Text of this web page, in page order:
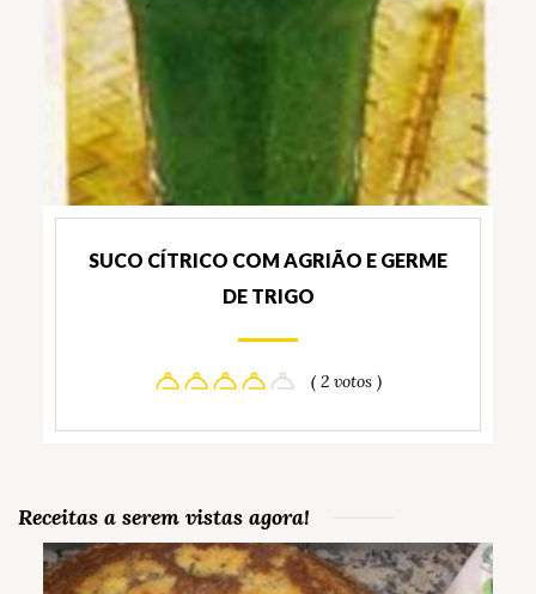
SUCO CÍTRICO COM AGRIÃO E GERME
DE TRIGO
( 2 votos )
Receitas a serem vistas agora!